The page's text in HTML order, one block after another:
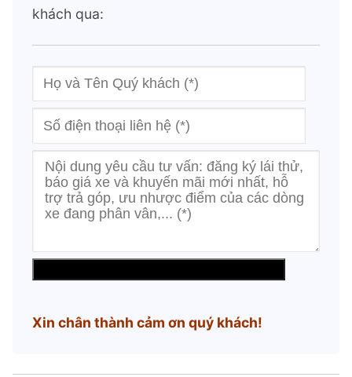
khách qua:
Xin chân thành cảm ơn quý khách!